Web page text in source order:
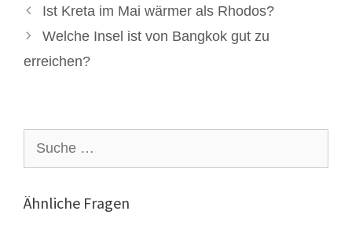
Ist Kreta im Mai wärmer als Rhodos?
Welche Insel ist von Bangkok gut zu
erreichen?
nach:
Ähnliche Fragen